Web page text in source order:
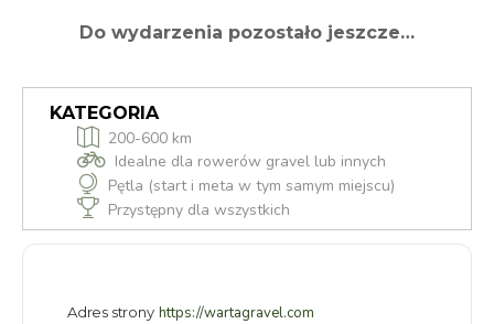
Do wydarzenia pozostało jeszcze…
KATEGORIA
200-600 km
Idealne dla rowerów gravel lub innych
Pętla (start i meta w tym samym miejscu)
Przystępny dla wszystkich
Adres strony https://wartagravel.com